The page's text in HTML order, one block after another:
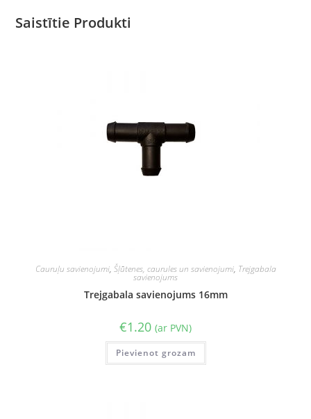
Saistītie Produkti
Cauruļu savienojumi, Šļūtenes, caurules un savienojumi, Trejgabala
savienojums
Trejgabala savienojums 16mm
€1.20 (ar PVN)
Pievienot grozam